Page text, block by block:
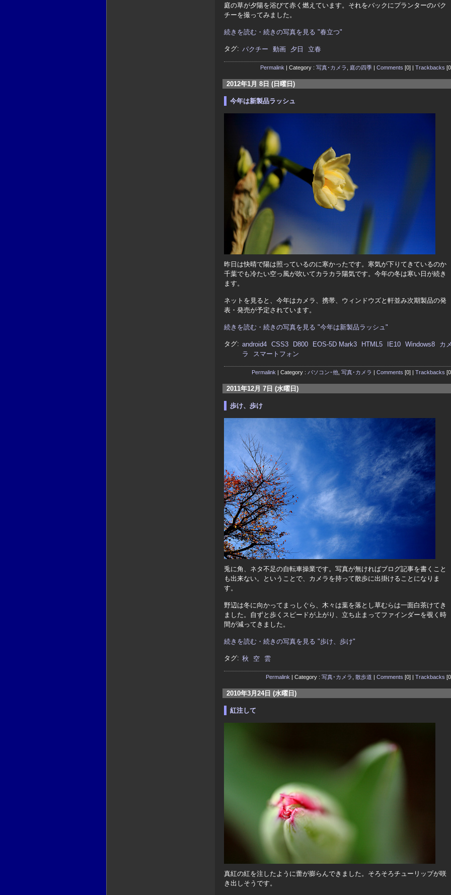
庭の草が夕陽を浴びて赤く燃えています。それをバックにプランターのパク
チーを撮ってみました。
続きを読む・続きの写真を見る "春立つ"
タグ: パクチー 動画 夕日 立春
Permalink | Category : 写真･カメラ 庭の四季 | Comments [0] | Trackbacks
2012年1月 8日 (日曜日)
今年は新製品ラッシュ
昨日は快晴で陽は照っているのに寒かったです。寒気が下りてきているのか
千葉でも冷たい空っ風が吹いてカラカラ陽気です。今年の冬は寒い日が続き
ます。
ネットを見ると、今年はカメラ、携帯、ウィンドウズと軒並み次期製品の発
表・発売が予定されています。
続きを読む・続きの写真を見る "今年は新製品ラッシュ"
タグ: android4 CSS3 D800 EOS-5D Mark3 HTML5 IE10 Windows8
カ
ラ
スマートフォン
Permalink | Category : パソコン･他 写真･カメラ | Comments [0] | Trackbacks
2011年12月 7日 (水曜日)
歩け、歩け
兎に角、ネタ不足の自転車操業です。写真が無ければブログ記事を書くこと
も出来ない。ということで、カメラを持って散歩に出掛けることになりま
す。
野辺は冬に向かってまっしぐら、木々は葉を落とし草むらは一面白茶けてき
ました。自ずと歩くスピードが上がり、立ち止まってファインダーを覗く時
間が減ってきました。
続きを読む・続きの写真を見る "歩け、歩け"
タグ: 秋 空 雲
Permalink | Category : 写真･カメラ 散歩道 | Comments [0] | Trackbacks
2010年3月24日 (水曜日)
紅注して
真紅の紅を注したように蕾が膨らんできました。そろそろチューリップが咲
き出しそうです。